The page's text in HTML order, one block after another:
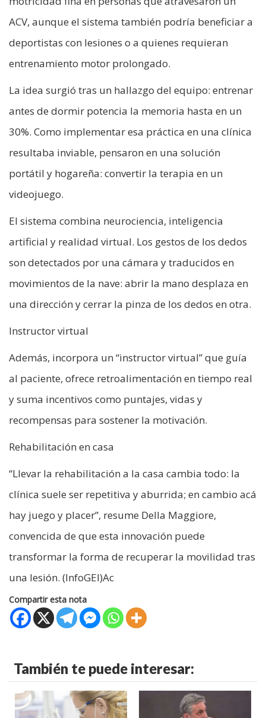
ACV, aunque el sistema también podría beneficiar a
deportistas con lesiones o a quienes requieran
entrenamiento motor prolongado.
La idea surgió tras un hallazgo del equipo: entrenar
antes de dormir potencia la memoria hasta en un
30%. Como implementar esa práctica en una clínica
resultaba inviable, pensaron en una solución
portátil y hogareña: convertir la terapia en un
videojuego.
El sistema combina neurociencia, inteligencia
artificial y realidad virtual. Los gestos de los dedos
son detectados por una cámara y traducidos en
movimientos de la nave: abrir la mano desplaza en
una dirección y cerrar la pinza de los dedos en otra.
Instructor virtual
Además, incorpora un “instructor virtual” que guía
al paciente, ofrece retroalimentación en tiempo real
y suma incentivos como puntajes, vidas y
recompensas para sostener la motivación.
Rehabilitación en casa
“Llevar la rehabilitación a la casa cambia todo: la
clínica suele ser repetitiva y aburrida; en cambio acá
hay juego y placer”, resume Della Maggiore,
convencida de que esta innovación puede
transformar la forma de recuperar la movilidad tras
una lesión. (InfoGEI)Ac
Compartir esta nota
También te puede interesar: